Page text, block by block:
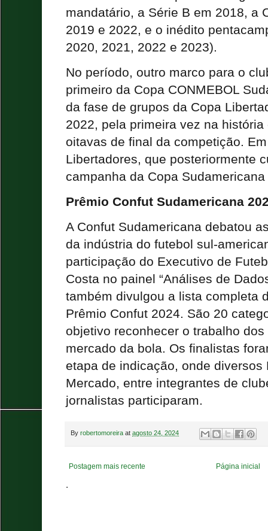
mandatário, a Série B em 2018, a
2019 e 2022, e o inédito
2020, 2021, 2022 e 2023).
No período, outro marco para o
primeiro da Copa CONMEBOL
da fase de grupos da Copa
2022, pela primeira vez na
oitavas de final da competição.
Libertadores, que posteriormente
campanha da Copa
Prêmio Confut Sudamericana
A Confut Sudamericana debatou
da indústria do futebol sul-
participação do Executivo de
Costa no painel “Análises de
também divulgou a lista completa
Prêmio Confut 2024. São 20
objetivo reconhecer o trabalho
mercado da bola. Os finalistas
etapa de indicação, onde diversos
Mercado, entre integrantes de
jornalistas participaram.
By robertomoreira at agosto 24, 2024
Postagem mais recente Página inicial
.